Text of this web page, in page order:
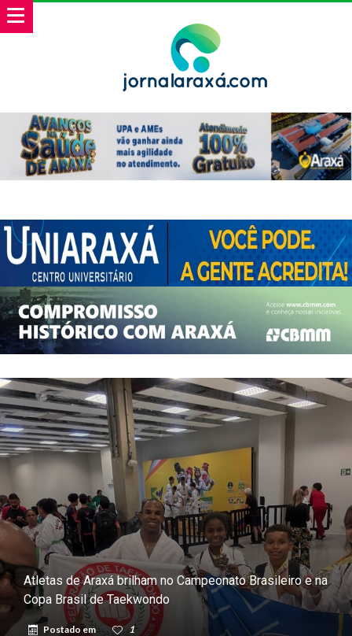
Atletas de Araxá brilham no Campeonato Brasileiro e na
Copa Brasil de Taekwondo
Postado em 1